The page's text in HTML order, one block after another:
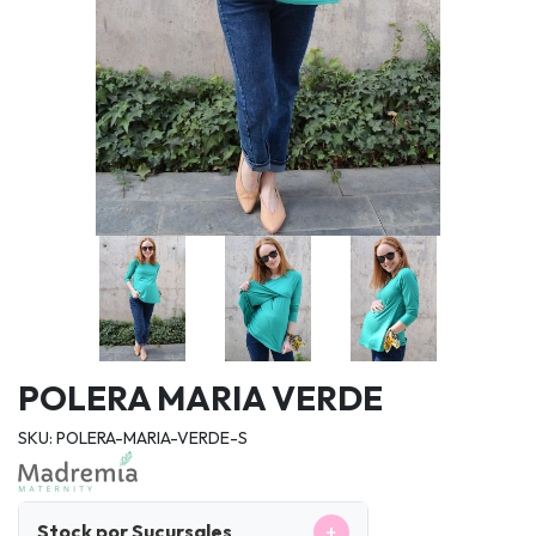
POLERA MARIA VERDE
SKU: POLERA-MARIA-VERDE-S